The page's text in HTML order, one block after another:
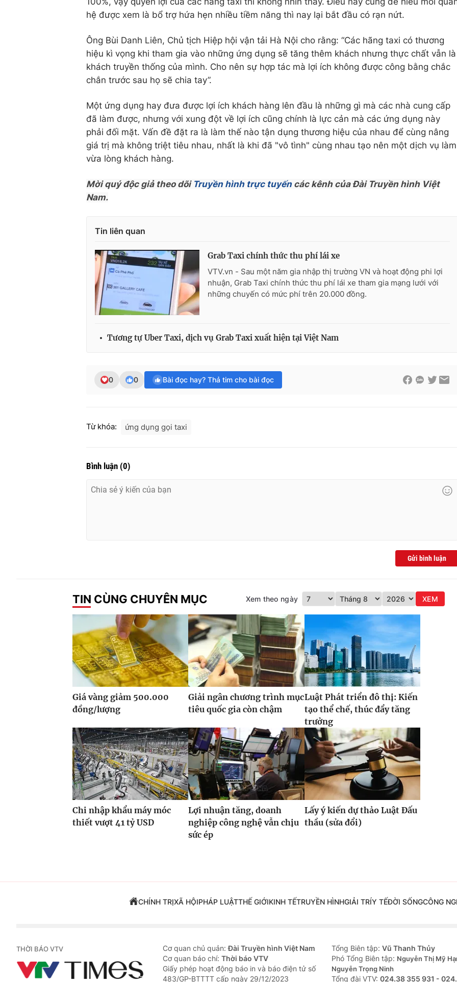
hệ được xem là bổ trợ hứa hẹn nhiều tiềm năng thì nay lại bắt đầu có rạn nứt.
Ông Bùi Danh Liên, Chủ tịch Hiệp hội vận tải Hà Nội cho rằng: “Các hãng taxi có thương
hiệu kì vọng khi tham gia vào những ứng dụng sẽ tăng thêm khách nhưng thực chất vẫn là
khách truyền thống của mình. Cho nên sự hợp tác mà lợi ích không được công bằng chắc
chắn trước sau họ sẽ chia tay”.
Một ứng dụng hay đưa được lợi ích khách hàng lên đầu là những gì mà các nhà cung cấp
đã làm được, nhưng với xung đột về lợi ích cũng chính là lực cản mà các ứng dụng này
phải đối mặt. Vấn đề đặt ra là làm thế nào tận dụng thương hiệu của nhau để cùng nâng
giá trị mà không triệt tiêu nhau, nhất là khi đã "vô tình" cùng nhau tạo nên một dịch vụ làm
vừa lòng khách hàng.
Mời quý độc giả theo dõi Truyền hình trực tuyếncác kênh của Đài Truyền hình Việt
Nam.
Tin liên quan
Grab Taxi chính thức thu phí lái xe
VTV.vn - Sau một năm gia nhập thị trường VN và hoạt động phi lợi
nhuận, Grab Taxi chính thức thu phí lái xe tham gia mạng lưới với
những chuyến có mức phí trên 20.000 đồng.
Tương tự Uber Taxi, dịch vụ Grab Taxi xuất hiện tại Việt Nam
0 0 Bài đọc hay? Thả tim cho bài đọc
Từ khóa: ứng dụng gọi taxi
Bình luận (0)
Gửi bình luận
TIN CÙNG CHUYÊN MỤC Xem theo ngày XEM
Giá vàng giảm 500.000
đồng/lượng
Giải ngân chương trình mục
tiêu quốc gia còn chậm
Luật Phát triển đô thị: Kiến
tạo thể chế, thúc đẩy tăng
trưởng
Chi nhập khẩu máy móc
thiết vượt 41 tỷ USD
Lợi nhuận tăng, doanh
nghiệp công nghệ vẫn chịu
sức ép
Lấy ý kiến dự thảo Luật Đấu
thầu (sửa đổi)
CHÍNH TRỊXÃ HỘIPHÁP LUẬTTHẾ GIỚIKINH TẾTRUYỀN HÌNHGIẢI TRÍY TẾĐỜI SỐNGCÔNG
THỜI BÁO VTV Cơ quan chủ quản:Đài Truyền hình Việt Nam
Cơ quan báo chí: Thời báo VTV
Giấy phép hoạt động báo in và báo điện tử số
483/GP-BTTTT cấp ngày 29/12/2023
Tổng Biên tập: Vũ Thanh Thủy
Phó Tổng Biên tập: Nguyễn Thị Mỹ
Nguyễn Trọng Ninh
Tổng đài VTV: 024.38 355 931 -